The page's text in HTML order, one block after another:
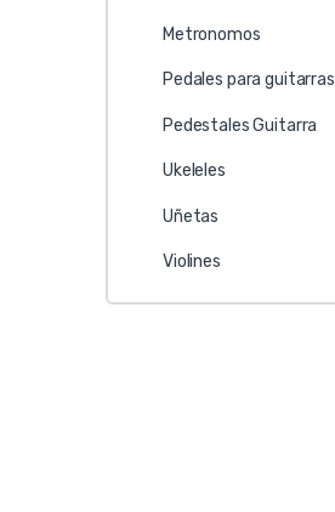
Metronomos
Pedales para guitarras
Pedestales Guitarra
Ukeleles
Uñetas
Violines